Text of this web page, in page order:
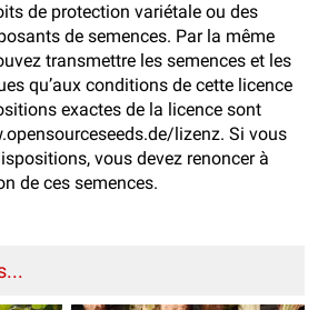
de protection variétale ou des
de semences. Par la même
transmettre les semences et les
qu’aux conditions de cette licence
exactes de la licence sont
lizenz. Si vous
vous devez renoncer à
de ces semences.